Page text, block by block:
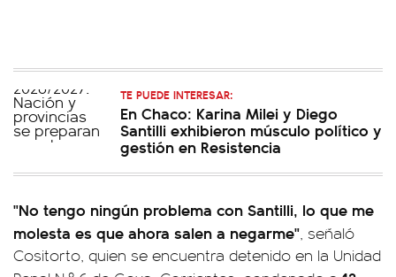
TE PUEDE INTERESAR:
En Chaco: Karina Milei y Diego
Santilli exhibieron músculo político y
gestión en Resistencia
"No tengo ningún problema con Santilli, lo que me
molesta es que ahora salen a negarme", señaló
Cositorto, quien se encuentra detenido en la Unidad